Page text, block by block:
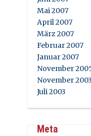
Mai 2007
April 2007
März 2007
Februar 2007
Januar 2007
November
November 2003
Juli 2003
Meta